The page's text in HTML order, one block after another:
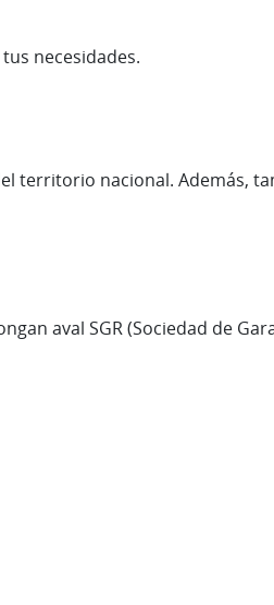
necesidades.
territorio nacional. Además,
aval SGR (Sociedad de